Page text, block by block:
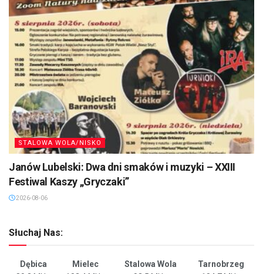
STALOWA WOLA/NISKO
Janów Lubelski: Dwa dni smaków i muzyki – XXIII
Festiwal Kaszy „Gryczaki”
2026-08-06
Słuchaj Nas:
Dębica Mielec Stalowa Wola
Tarnobrzeg